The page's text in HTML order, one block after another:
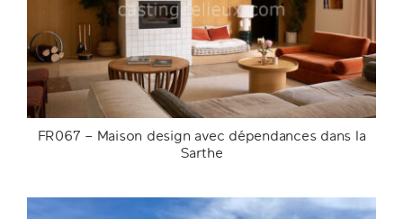
FR067 – Maison design avec dépendances dans la
Sarthe